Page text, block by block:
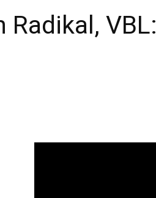
Radikal, VBL: